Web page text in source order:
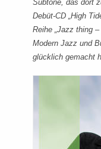
Subtone, das dort
Debüt-CD „High
Reihe „Jazz thing
Modern Jazz und
glücklich gemacht